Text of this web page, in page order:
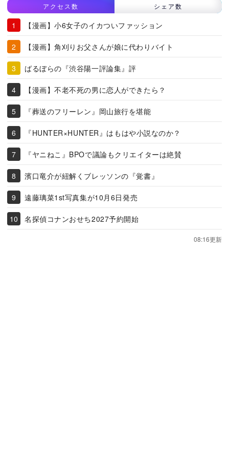
アクセス数 シェア数
【漫画】小6女子のイカついファッション
【漫画】角刈りお父さんが娘に代わりバイト
ばるぼらの『渋谷陽一評論集』評
【漫画】不老不死の男に恋人ができたら？
『葬送のフリーレン』岡山旅行を堪能
『HUNTER×HUNTER』はもはや小説なのか？
『ヤニねこ』BPOで議論もクリエイターは絶賛
濱口竜介が紐解くブレッソンの『覚書』
遠藤璃菜1st写真集が10月6日発売
名探偵コナンおせち2027予約開始
08:16更新